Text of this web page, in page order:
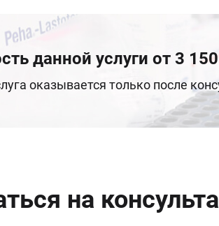
данной услуги от 3
оказывается только после
на